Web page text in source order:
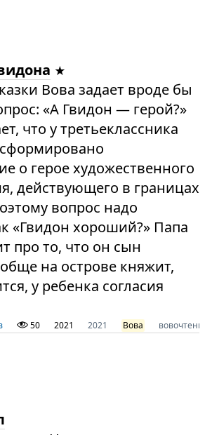
Вова задает вроде бы
«А Гвидон — герой?»
что у третьеклассника
о герое художественного
действующего в границах
вопрос надо
«Гвидон хороший?» Папа
про то, что он сын
на острове княжит,
у ребенка согласия
50 2021 2021 Вова вовочтение